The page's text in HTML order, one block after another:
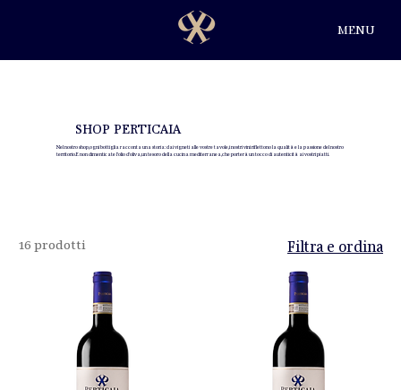
MENU
SHOP PERTICAIA
Nel nostro shop, ogni bottiglia racconta una storia: dai vigneti alle vostre tavole, i nostri vini riflettono la qualità e la passione del nostro
territorio. E non dimenticate l’olio d’oliva, un tesoro della cucina mediterranea, che porterà un tocco di autenticità ai vostri piatti.
16 prodotti Filtra e ordina